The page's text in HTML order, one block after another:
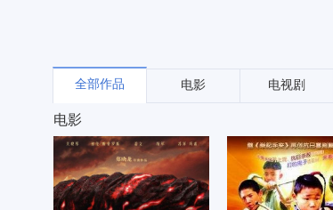
全部作品 电影 电视剧
电影